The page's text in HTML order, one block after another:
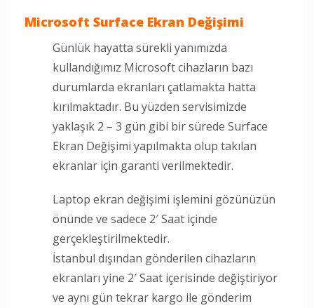
Microsoft Surface Ekran Değişimi
Günlük hayatta sürekli yanımızda
kullandığımız Microsoft cihazların bazı
durumlarda ekranları çatlamakta hatta
kırılmaktadır. Bu yüzden servisimizde
yaklaşık 2 – 3 gün gibi bir sürede Surface
Ekran Değişimi yapılmakta olup takılan
ekranlar için garanti verilmektedir.
Laptop ekran değişimi işlemini gözünüzün
önünde ve sadece 2′ Saat içinde
gerçekleştirilmektedir.
İstanbul dışından gönderilen cihazların
ekranları yine 2′ Saat içerisinde değiştiriyor
ve aynı gün tekrar kargo ile gönderim